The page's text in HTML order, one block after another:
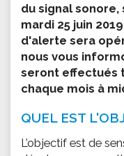
du signal
mardi 25 juin
d'alerte sera
nous vous
seront effectués
chaque mois à
QUEL EST
L’objectif est de